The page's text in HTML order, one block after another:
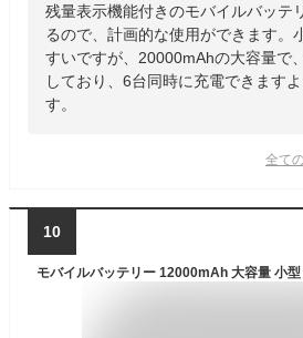
残量表示機能付きのモバイルバッテ
るので、計画的な使用ができます。
すいですが、20000mAhの大容量で
しており、6台同時に充電できます
す。
全て
10